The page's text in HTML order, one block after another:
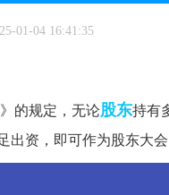
01-04 16:41:35
的规定，无论股东持有
资，即可作为股东大会